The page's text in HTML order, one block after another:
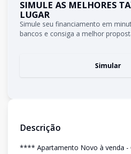
SIMULE AS MELHORES
LUGAR
Simule seu financiamento em
bancos e consiga a melhor
Simular
Descrição
**** Apartamento Novo à venda -